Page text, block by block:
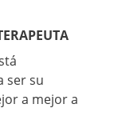
ser su
a mejor a